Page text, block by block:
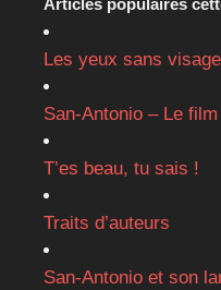
Articles populaires
Les yeux sans visage
San-Antonio – Le film
T’es beau, tu sais !
Traits d’auteurs
San-Antonio et son